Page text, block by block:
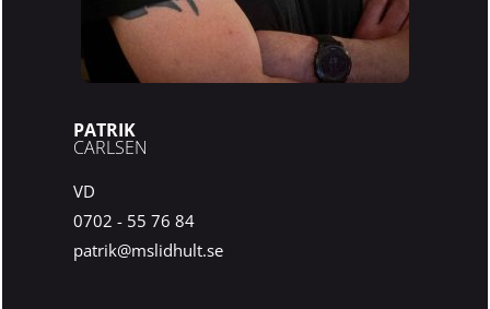
PATRIK
CARLSEN
VD
0702 - 55 76 84
patrik@mslidhult.se